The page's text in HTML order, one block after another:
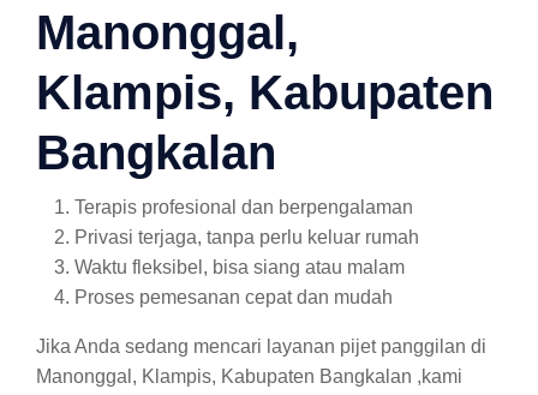
Manonggal,
Klampis, Kabupaten
Bangkalan
Terapis profesional dan berpengalaman
Privasi terjaga, tanpa perlu keluar rumah
Waktu fleksibel, bisa siang atau malam
Proses pemesanan cepat dan mudah
Jika Anda sedang mencari layanan pijet panggilan di
Manonggal, Klampis, Kabupaten Bangkalan ,kami